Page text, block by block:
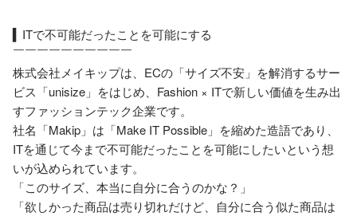
▍ITで不可能だったことを可能にする
￣￣￣￣￣￣￣￣￣￣
株式会社メイキップは、ECの「サイズ不安」を解消するサー
ビス「unisize」をはじめ、Fashion × ITで新しい価値を生み出
すファッションテック企業です。
社名「Makip」は「Make IT Possible」を縮めた造語であり、
ITを通じて今まで不可能だったことを可能にしたいという想
いが込められています。
「このサイズ、本当に自分に合うのかな？」
「欲しかった商品は売り切れだけど、自分に合う似た商品は